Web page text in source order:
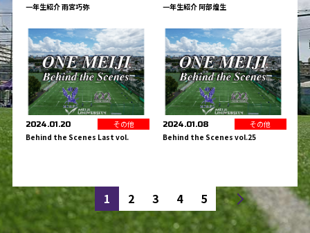
一年生紹介 雨宮巧弥
一年生紹介 阿部煌生
2024.01.20
その他
Behind the Scenes Last vol.
2024.01.08
その他
Behind the Scenes vol.25
前へ
1 2 3 4 5 次へ